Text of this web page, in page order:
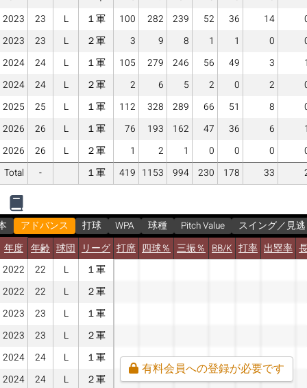
2023
23 L １軍 100 282 239 52 36 14
2023
23 L ２軍 3 9 8 1 1 0
2024
24 L １軍 105 279 246 56 49 3
2024
24 L ２軍 2 6 5 2 0 2
2025
25 L １軍 112 328 289 66 51 8
2026
26 L １軍 76 193 162 47 36 6
2026
26 L ２軍 1 2 1 0 0 0
Total
- １軍 419 1153 994 230 178 33
アドバンス 打球 WPA 球種 Pitch Value
スイング／見
年度 年齢 球団 リーグ 打席 四球％ 三振％ BB/K 打率 出塁率
2022
22 L
１軍
2022
22 L
２軍
2023
23 L
１軍
2023
23 L
２軍
2024
24 L
１軍
2024
24 L
２軍
有料会員への登録が必要です